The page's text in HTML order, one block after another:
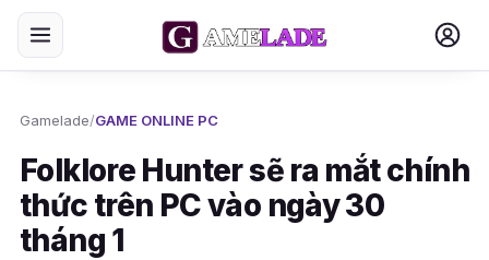
Gamelade/GAME ONLINE PC
Folklore Hunter sẽ ra mắt chính
thức trên PC vào ngày 30
tháng 1